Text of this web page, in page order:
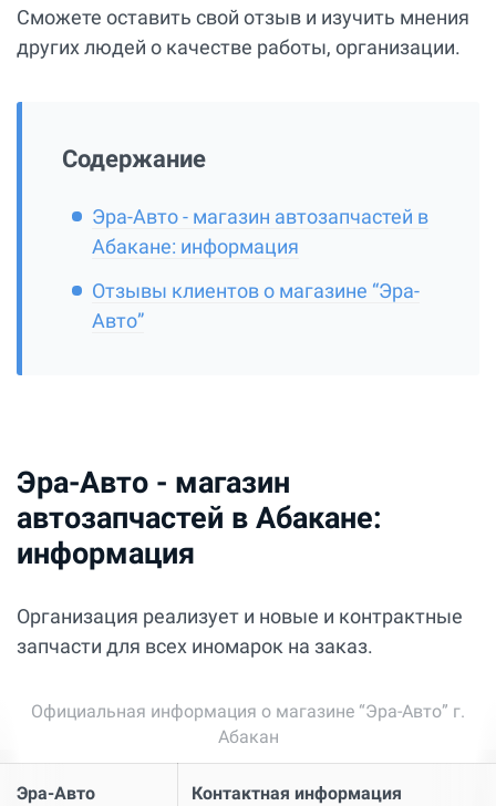
Сможете оставить свой отзыв и изучить мнения
других людей о качестве работы, организации.
Содержание
Эра-Авто - магазин автозапчастей в
Абакане: информация
Отзывы клиентов о магазине “Эра-
Авто”
Эра-Авто - магазин
автозапчастей в Абакане:
информация
Организация реализует и новые и контрактные
запчасти для всех иномарок на заказ.
Официальная информация о магазине “Эра-Авто” г.
Абакан
Эра-Авто Контактная информация